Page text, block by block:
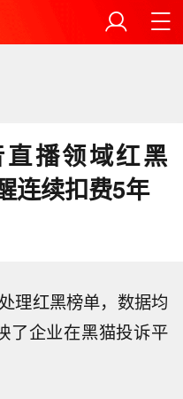
播领域红黑
连续扣费5年
理红黑榜单，数据均
了企业在黑猫投诉平